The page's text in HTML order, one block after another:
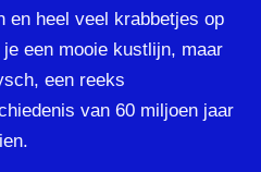
en heel veel krabbetjes op
een mooie kustlijn, maar
een reeks
van 60 miljoen jaar